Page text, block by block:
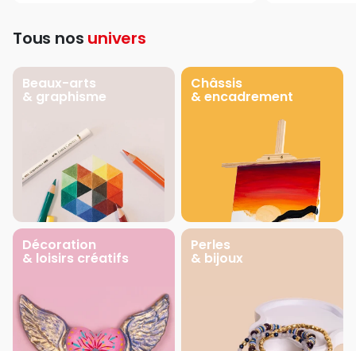
Tous nos univers
Beaux-arts
& graphisme
Châssis
& encadrement
Décoration
& loisirs créatifs
Perles
& bijoux